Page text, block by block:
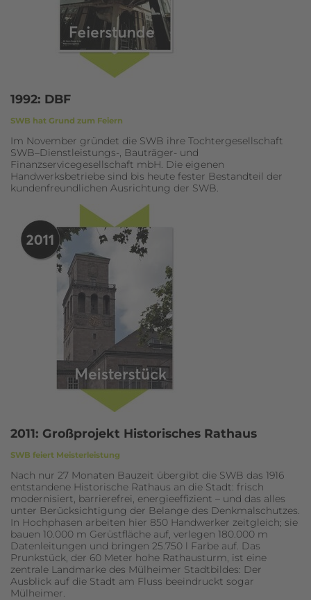
1992: DBF
SWB hat Grund zum Feiern
Im November gründet die SWB ihre Tochtergesellschaft
SWB–Dienstleistungs-, Bauträger- und
Finanzservicegesellschaft mbH. Die eigenen
Handwerksbetriebe sind bis heute fester Bestandteil der
kundenfreundlichen Ausrichtung der SWB.
2011: Großprojekt Historisches Rathaus
SWB feiert Meisterleistung
Nach nur 27 Monaten Bauzeit übergibt die SWB das 1916
entstandene Historische Rathaus an die Stadt: frisch
modernisiert, barrierefrei, energieeffizient – und das alles
unter Berücksichtigung der Belange des Denkmalschutzes.
In Hochphasen arbeiten hier 850 Handwerker zeitgleich; sie
bauen 10.000 m Gerüstfläche auf, verlegen 180.000 m
Datenleitungen und bringen 25.750 l Farbe auf. Das
Prunkstück, der 60 Meter hohe Rathausturm, ist eine
zentrale Landmarke des Mülheimer Stadtbildes: Der
Ausblick auf die Stadt am Fluss beeindruckt sogar
Mülheimer.